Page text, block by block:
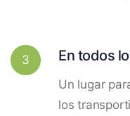
3 En todos
Un lugar
los